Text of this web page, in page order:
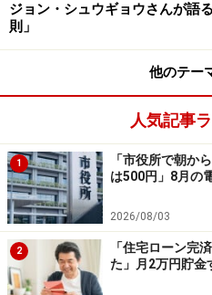
せください。エピソードの
フト券をもれなくプレゼント
ーーーーーーーーーーーー
※エピソードは投稿者の当
ビスや金額などの情報が異
※投稿エピソードのため、内
ではございません
※記事内容は執筆時点のものです
い。
ジョン・シュウギョウさんが語
則」
他のテー
人気記事
1
「市役所で朝か
は500円」8月の
2026/08/03
2
「住宅ローン完
た」月2万円貯金